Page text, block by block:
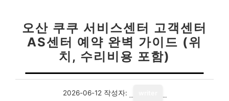
오산 쿠쿠 서비스센터 고객센터
AS센터 예약 완벽 가이드 (위
치, 수리비용 포함)
2026-06-12 작성자: